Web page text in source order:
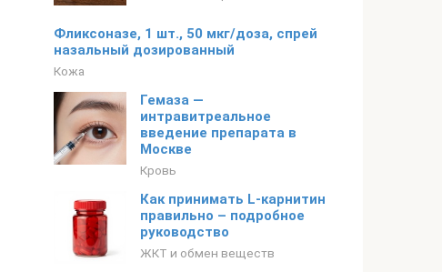
Фликсоназе, 1 шт., 50 мкг/доза, спрей
назальный дозированный
Кожа
Гемаза —
интравитреальное
введение препарата в
Москве
Кровь
Как принимать L-карнитин
правильно – подробное
руководство
ЖКТ и обмен веществ